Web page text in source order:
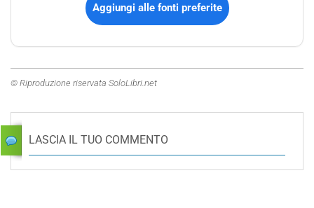
Aggiungi alle fonti preferite
© Riproduzione riservata SoloLibri.net
LASCIA IL TUO COMMENTO